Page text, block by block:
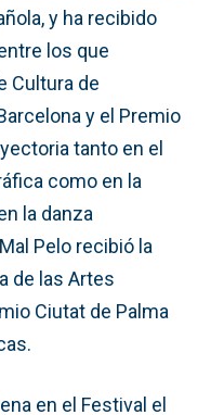
y ha recibido
los que
Cultura de
y el Premio
tanto en el
como en la
la danza
Pelo recibió la
de las Artes
Ciutat de Palma
en el Festival el